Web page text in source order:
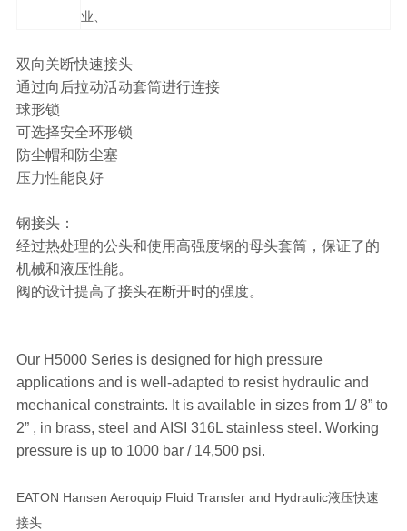
业、
双向关断快速接头
通过向后拉动活动套筒进行连接
球形锁
可选择安全环形锁
防尘帽和防尘塞
压力性能良好
钢接头：
经过热处理的公头和使用高强度钢的母头套筒，保证了的
机械和液压性能。
阀的设计提高了接头在断开时的强度。
Our H5000 Series is designed for high pressure
applications and is well-adapted to resist hydraulic and
mechanical constraints. It is available in sizes from 1/ 8” to
2” , in brass, steel and AISI 316L stainless steel. Working
pressure is up to 1000 bar / 14,500 psi.
EATON Hansen Aeroquip Fluid Transfer and Hydraulic液压快速
接头